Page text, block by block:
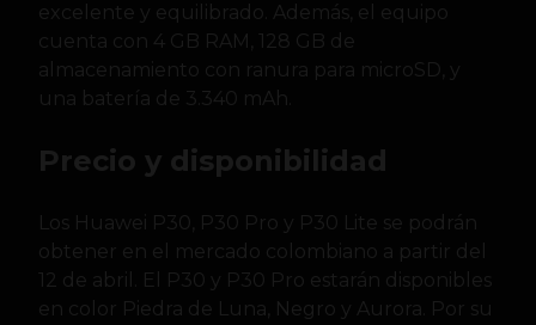
excelente y equilibrado. Además, el equipo
cuenta con 4 GB RAM, 128 GB de
almacenamiento con ranura para microSD, y
una batería de 3.340 mAh.
Precio y disponibilidad
Los Huawei P30, P30 Pro y P30 Lite se podrán
obtener en el mercado colombiano a partir del
12 de abril. El P30 y P30 Pro estarán disponibles
en color Piedra de Luna, Negro y Aurora. Por su